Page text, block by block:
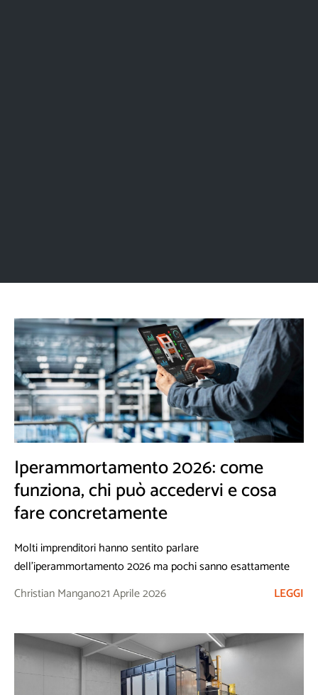
Iperammortamento 2026: come
funziona, chi può accedervi e cosa
fare concretamente
Molti imprenditori hanno sentito parlare
dell’iperammortamento 2026 ma pochi sanno esattamente
come funziona il meccanismo nella pratica. Non si tratta di un
bonus diretto, né di un credito d’imposta: è una maggiorazione
Capire bene la differenza cambia il modo in cui si pianifica
l’investimento.
Il meccanismo in concreto: come funziona
Christian Mangano21 Aprile 2026 LEGGI